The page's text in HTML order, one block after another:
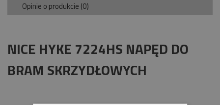
Opinie o produkcie (0)
NICE HYKE 7224HS NAPĘD DO
BRAM SKRZYDŁOWYCH